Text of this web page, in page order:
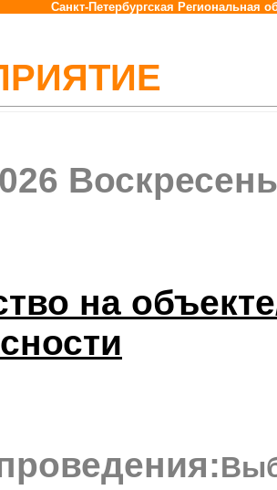
Санкт-Петербургская Региональная
на